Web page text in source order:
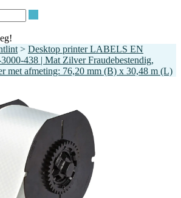
> Desktop printer LABELS EN
438 | Mat Zilver Fraudebestendig,
met afmeting: 76,20 mm (B) x 30,48 m (L)